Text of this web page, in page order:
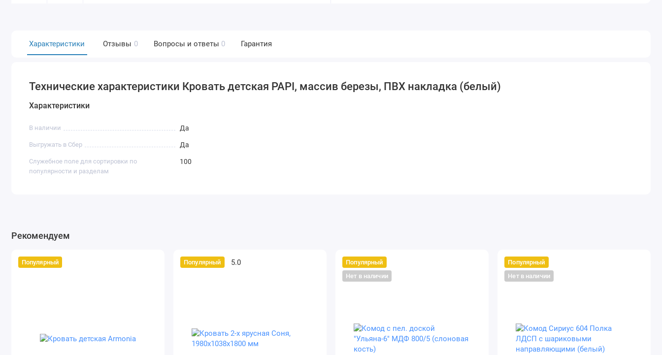
Характеристики Отзывы 0 Вопросы и ответы 0 Гарантия
Технические характеристики Кровать детская PAPI, массив березы, ПВХ накладка (белый)
Характеристики
В наличии Да
Выгружать в Сбер Да
Служебное поле для сортировки по
популярности и разделам
100
Рекомендуем
Популярный Популярный 5.0
Популярный
Нет в наличии
Популярный
Нет в наличии